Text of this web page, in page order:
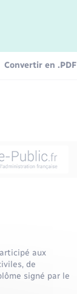
Convertir en .PDF
aux
de
signé par le